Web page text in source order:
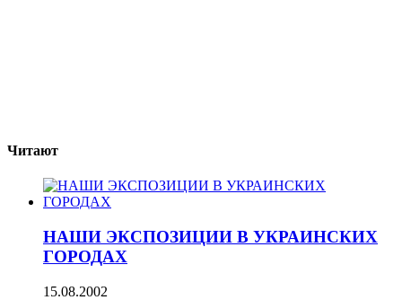
Читают
НАШИ ЭКСПОЗИЦИИ В УКРАИНСКИХ
ГОРОДАХ
15.08.2002